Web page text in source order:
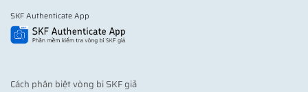
SKF Authenticate App
Cách phân biệt vòng bi SKF giả